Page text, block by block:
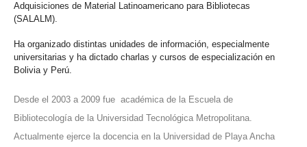
Adquisiciones de Material Latinoamericano para Bibliotecas
(SALALM).
Ha organizado distintas unidades de información, especialmente
universitarias y ha dictado charlas y cursos de especialización en
Bolivia y Perú.
Desde el 2003 a 2009 fue académica de la Escuela de
Bibliotecología de la Universidad Tecnológica Metropolitana.
Actualmente ejerce la docencia en la Universidad de Playa Ancha